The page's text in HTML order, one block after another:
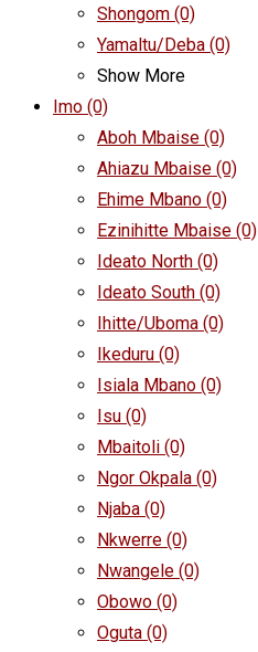
Shongom (0)
Yamaltu/Deba (0)
Show More
Imo (0)
Aboh Mbaise (0)
Ahiazu Mbaise (0)
Ehime Mbano (0)
Ezinihitte Mbaise (0)
Ideato North (0)
Ideato South (0)
Ihitte/Uboma (0)
Ikeduru (0)
Isiala Mbano (0)
Isu (0)
Mbaitoli (0)
Ngor Okpala (0)
Njaba (0)
Nkwerre (0)
Nwangele (0)
Obowo (0)
Oguta (0)